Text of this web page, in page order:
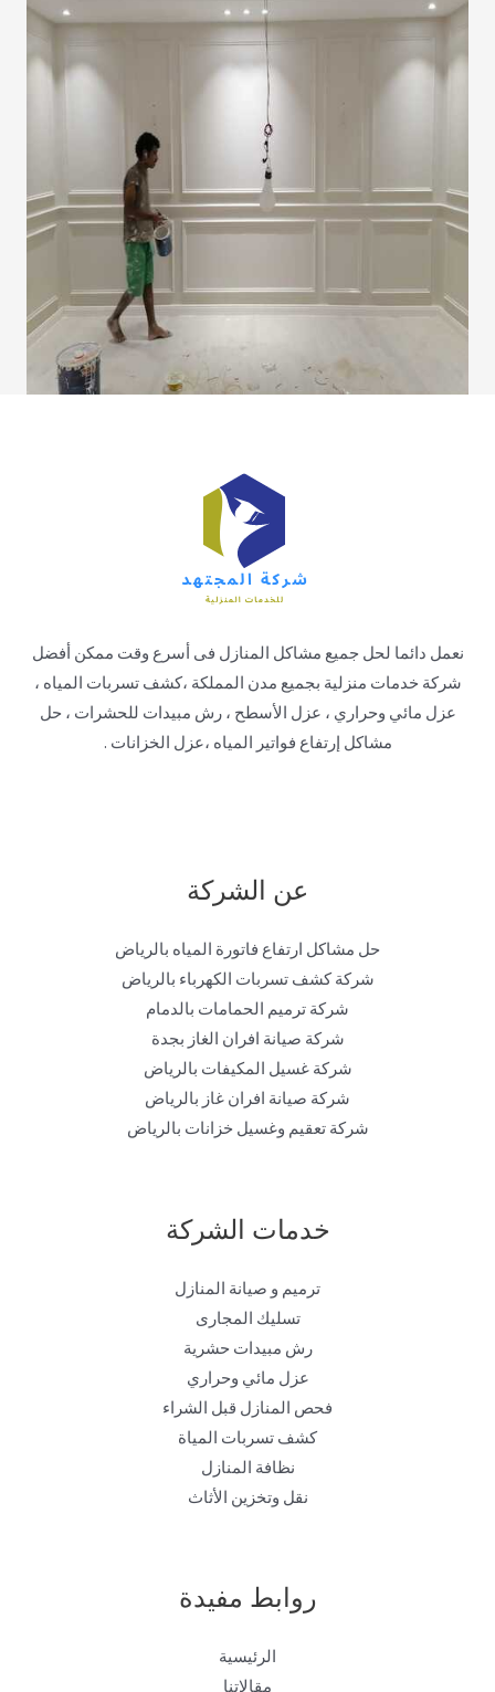
نعمل دائما لحل جميع مشاكل المنازل فى أسرع وقت ممكن أفضل
شركة خدمات منزلية بجميع مدن المملكة ،كشف تسربات المياه ،
عزل مائي وحراري ، عزل الأسطح ، رش مبيدات للحشرات ، حل
مشاكل إرتفاع فواتير المياه ،عزل الخزانات .
عن الشركة
حل مشاكل ارتفاع فاتورة المياه بالرياض
شركة كشف تسربات الكهرباء بالرياض
شركة ترميم الحمامات بالدمام
شركة صيانة افران الغاز بجدة
شركة غسيل المكيفات بالرياض
شركة صيانة افران غاز بالرياض
شركة تعقيم وغسيل خزانات بالرياض
خدمات الشركة
ترميم و صيانة المنازل
تسليك المجارى
رش مبيدات حشرية
عزل مائي وحراري
فحص المنازل قبل الشراء
كشف تسربات المياة
نظافة المنازل
نقل وتخزين الأثاث
روابط مفيدة
الرئيسية
مقالاتنا